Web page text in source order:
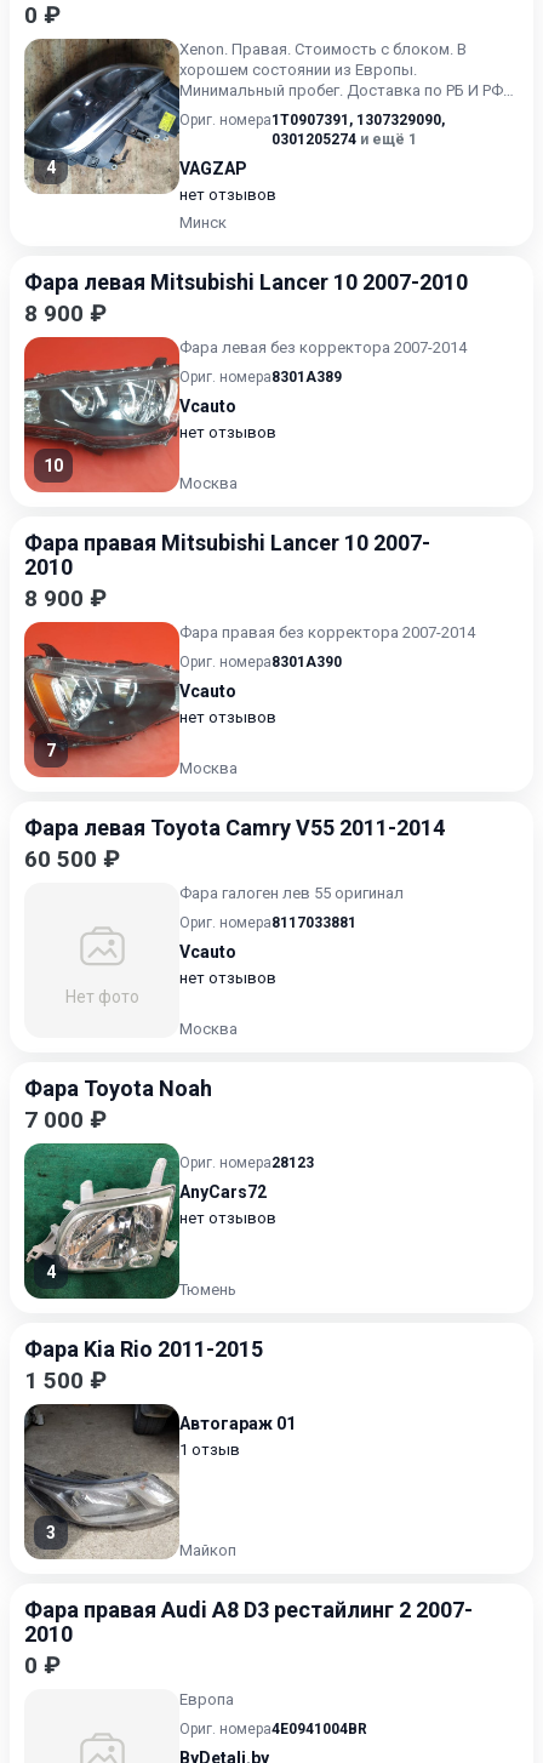
0 ₽
4
Xenon. Правая. Cтоимость с блоком. В
хорошем состоянии из Европы.
Минимальный пробег. Доставка по РБ И РФ
транспортными компаниями.
Ориг. номера1T0907391 , 1307329090,
0301205274 и ещё 1
VAGZAP
нет отзывов
Минск
Фара левая Mitsubishi Lancer 10 2007-2010
8 900 ₽
10
Фара левая без корректора 2007-2014
Ориг. номера8301A389
Vcauto
нет отзывов
Москва
Фара правая Mitsubishi Lancer 10 2007-
2010
8 900 ₽
7
Фара правая без корректора 2007-2014
Ориг. номера8301A390
Vcauto
нет отзывов
Москва
Фара левая Toyota Camry V55 2011-2014
60 500 ₽
Нет фото
Фара галоген лев 55 оригинал
Ориг. номера8117033881
Vcauto
нет отзывов
Москва
Фара Toyota Noah
7 000 ₽
4
Ориг. номера28123
AnyCars72
нет отзывов
Тюмень
Фара Kia Rio 2011-2015
1 500 ₽
3
Автогараж 01
1 отзыв
Майкоп
Фара правая Audi A8 D3 рестайлинг 2 2007-
2010
0 ₽
Европа
Ориг. номера4E0941004BR
ByDetali.by